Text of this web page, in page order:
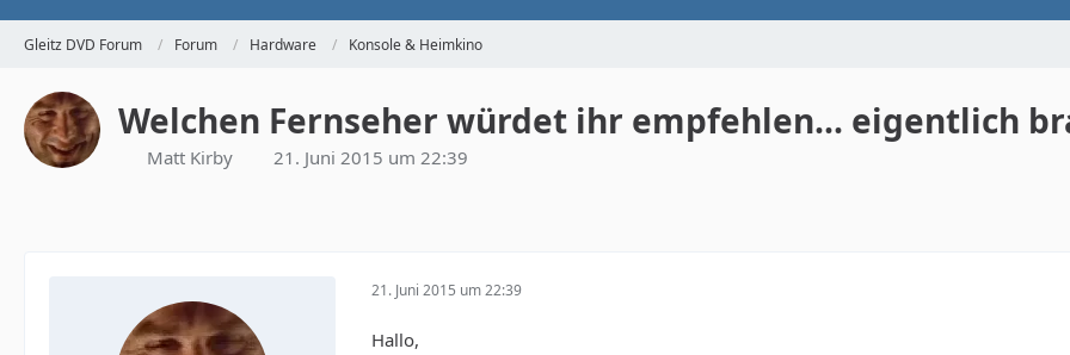
Gleitz DVD Forum Forum Hardware Konsole & Heimkino
Welchen Fernseher würdet ihr empfehlen... eigentlich
Matt Kirby 21. Juni 2015 um 22:39
21. Juni 2015 um 22:39
Hallo,